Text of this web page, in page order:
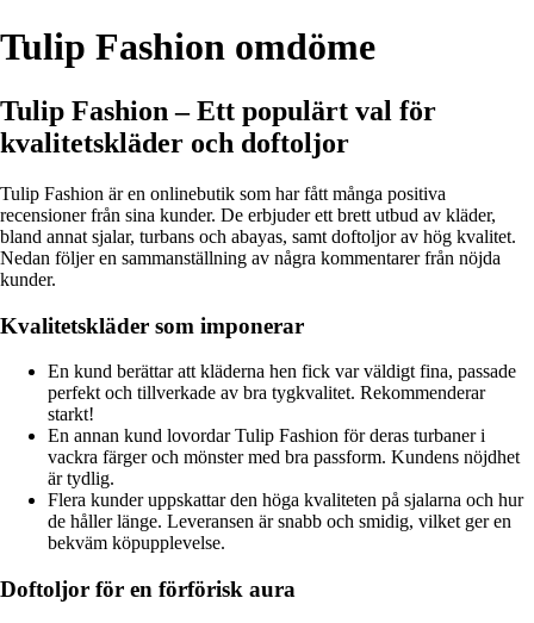
Tulip Fashion omdöme
Tulip Fashion – Ett populärt val för
kvalitetskläder och doftoljor
Tulip Fashion är en onlinebutik som har fått många positiva
recensioner från sina kunder. De erbjuder ett brett utbud av kläder,
bland annat sjalar, turbans och abayas, samt doftoljor av hög kvalitet.
Nedan följer en sammanställning av några kommentarer från nöjda
kunder.
Kvalitetskläder som imponerar
En kund berättar att kläderna hen fick var väldigt fina, passade
perfekt och tillverkade av bra tygkvalitet. Rekommenderar
starkt!
En annan kund lovordar Tulip Fashion för deras turbaner i
vackra färger och mönster med bra passform. Kundens nöjdhet
är tydlig.
Flera kunder uppskattar den höga kvaliteten på sjalarna och hur
de håller länge. Leveransen är snabb och smidig, vilket ger en
bekväm köpupplevelse.
Doftoljor för en förförisk aura